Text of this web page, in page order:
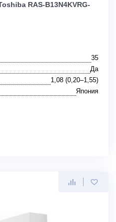
RAS-B13N4KVRG-
35
Да
1,08 (0,20–1,55)
Япония